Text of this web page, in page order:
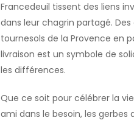
Francedeuil tissent des liens
dans leur chagrin partagé.
tournesols de la Provence en
livraison est un symbole de
les différences.
Que ce soit pour célébrer la
ami dans le besoin, les